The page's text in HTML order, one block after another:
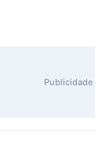
Publicidade